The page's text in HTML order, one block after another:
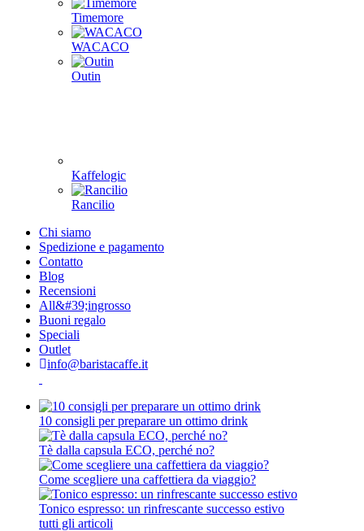
Timemore
WACACO
Outin
Kaffelogic
Rancilio
Chi siamo
Spedizione e pagamento
Contatto
Blog
Recensioni
All&#39;ingrosso
Buoni regalo
Speciali
Outlet
info@baristacaffe.it
10 consigli per preparare un ottimo drink
Tè dalla capsula ECO, perché no?
Come scegliere una caffettiera da viaggio?
Tonico espresso: un rinfrescante successo estivo
tutti gli articoli